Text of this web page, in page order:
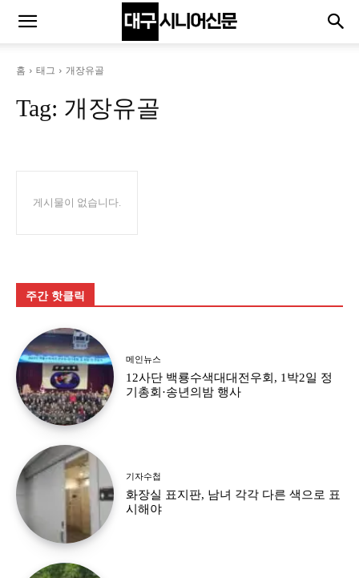
홈 태그 개장유골
Tag: 개장유골
게시물이 없습니다.
주간 핫클릭
메인뉴스
12사단 백룡수색대대전우회, 1박2일 정
기총회·송년의밤 행사
기자수첩
화장실 표지판, 남녀 각각 다른 색으로 표
시해야